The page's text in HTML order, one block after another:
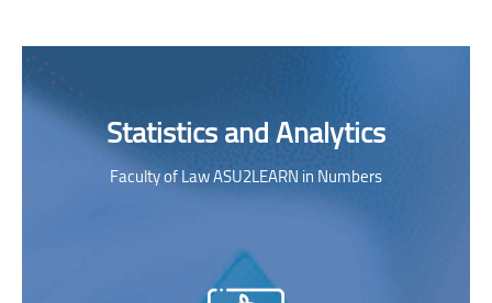
Skip [Cocoon] Parallax Counters
Statistics and Analytics
Faculty of Law ASU2LEARN in Numbers